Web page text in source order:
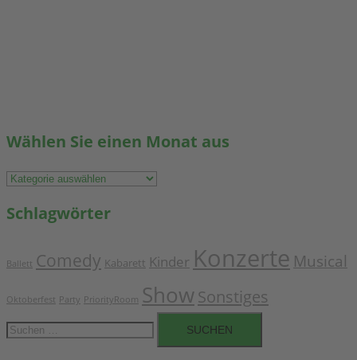
Wählen Sie einen Monat aus
Wählen
einen
aus
Schlagwörter
Ballett Comedy Kabarett Kinder Konzerte Musical
Oktoberfest Party PriorityRoom ShowSonstiges
Suchen
nach: